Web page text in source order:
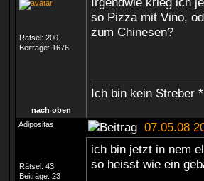
Rätsel: 200
Beiträge: 1676
so Pizza mit Vino,
zum Chinesen?
Ich bin kein Streber
nach oben
Adipositas
07.05.08
Rätsel: 43
Beiträge: 23
ich bin jetzt in nem
so heisst wie ein